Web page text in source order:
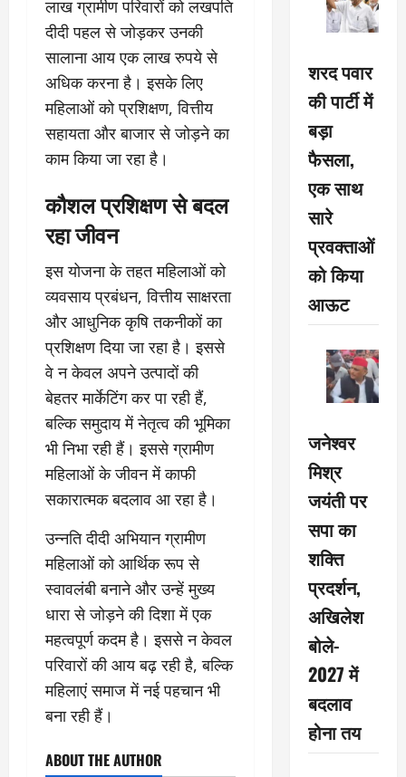
लाख ग्रामीण परिवारों को लखपति
दीदी पहल से जोड़कर उनकी
सालाना आय एक लाख रुपये से
अधिक करना है। इसके लिए
महिलाओं को प्रशिक्षण, वित्तीय
सहायता और बाजार से जोड़ने का
काम किया जा रहा है।
कौशल प्रशिक्षण से बदल
रहा जीवन
इस योजना के तहत महिलाओं को
व्यवसाय प्रबंधन, वित्तीय साक्षरता
और आधुनिक कृषि तकनीकों का
प्रशिक्षण दिया जा रहा है। इससे
वे न केवल अपने उत्पादों की
बेहतर मार्केटिंग कर पा रही हैं,
बल्कि समुदाय में नेतृत्व की भूमिका
भी निभा रही हैं। इससे ग्रामीण
महिलाओं के जीवन में काफी
सकारात्मक बदलाव आ रहा है।
उन्नति दीदी अभियान ग्रामीण
महिलाओं को आर्थिक रूप से
स्वावलंबी बनाने और उन्हें मुख्य
धारा से जोड़ने की दिशा में एक
महत्वपूर्ण कदम है। इससे न केवल
परिवारों की आय बढ़ रही है, बल्कि
महिलाएं समाज में नई पहचान भी
बना रही हैं।
ABOUT THE AUTHOR
शरद पवार
की पार्टी में
बड़ा
फैसला,
एक साथ
सारे
प्रवक्ताओं
को किया
आऊट
जनेश्वर
मिश्र
जयंती पर
सपा का
शक्ति
प्रदर्शन,
अखिलेश
बोले-
2027 में
बदलाव
होना तय